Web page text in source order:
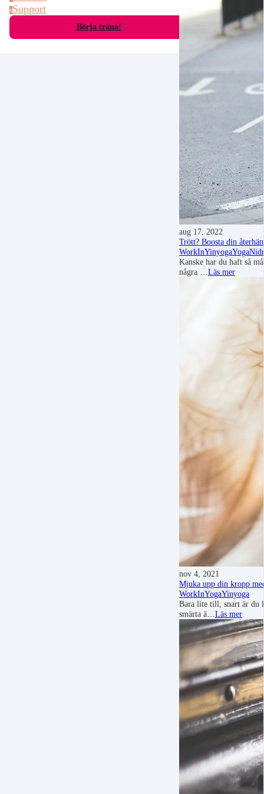
sSupport
Börja träna!
aug 17, 2022
Trött? Boosta din
WorkInYinyoga
Kanske har du haft så
några … Läs mer
nov 4, 2021
Mjuka upp din kropp
WorkInYogaYinyoga
Bara lite till, snart är du
smärta ä… Läs mer